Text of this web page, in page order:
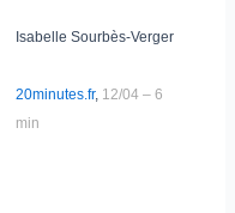
Isabelle Sourbès-Verger
20minutes.fr, 12/04 – 6
min